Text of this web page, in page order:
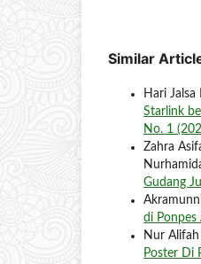
Similar
Hari
Starlink
No. 1
Zahra
Gudang
di Ponpes
Nur
Poster Di